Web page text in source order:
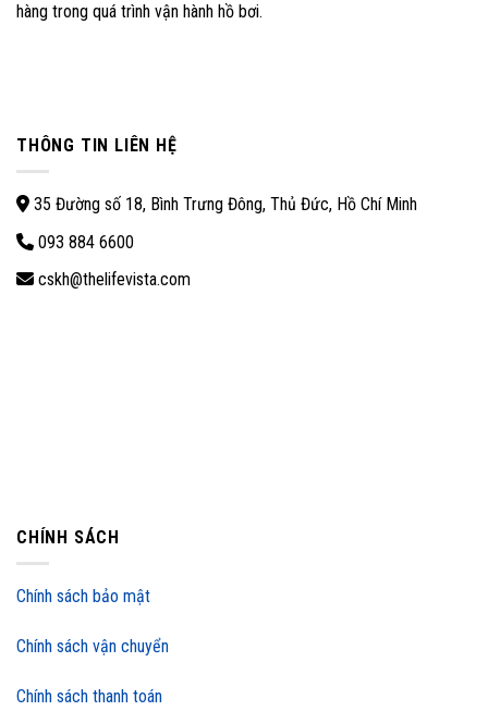
hàng trong quá trình vận hành hồ bơi.
THÔNG TIN LIÊN HỆ
35 Đường số 18, Bình Trưng Đông, Thủ Đức, Hồ Chí Minh
093 884 6600
cskh@thelifevista.com
CHÍNH SÁCH
Chính sách bảo mật
Chính sách vận chuyển
Chính sách thanh toán